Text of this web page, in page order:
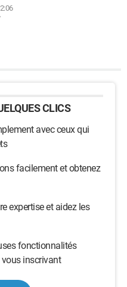
CLICS
avec ceux qui
facilement et obtenez
expertise et aidez les
fonctionnalités
inscrivant